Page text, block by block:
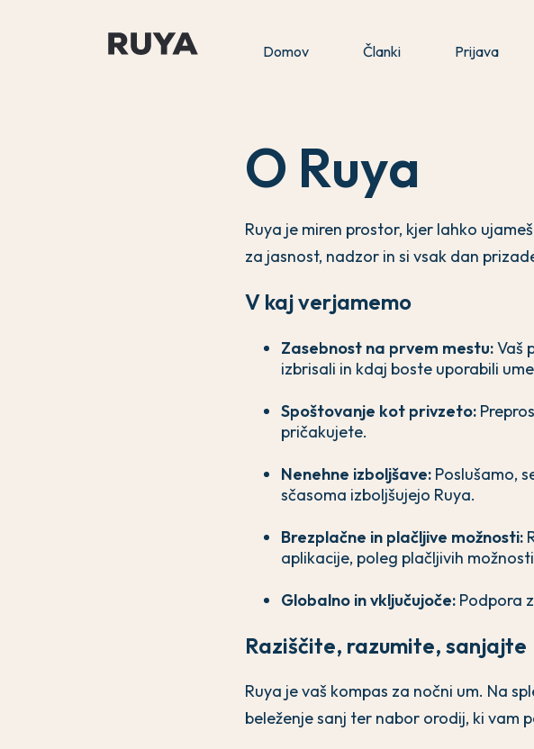
Domov Članki Prijava
O Ruya
Ruya je miren prostor, kjer lahko
za jasnost, nadzor in si vsak dan
V kaj verjamemo
Zasebnost na prvem mestu:Vaš
izbrisali in kdaj boste uporabili
Spoštovanje kot privzeto:
pričakujete.
Nenehne izboljšave: Poslušamo,
sčasoma izboljšujejo Ruya.
Brezplačne in plačljive možnosti:
aplikacije, poleg plačljivih
Globalno in vključujoče: Podpora
Raziščite, razumite, sanjajte
Ruya je vaš kompas za nočni um. Na
beleženje sanj ter nabor orodij, ki vam